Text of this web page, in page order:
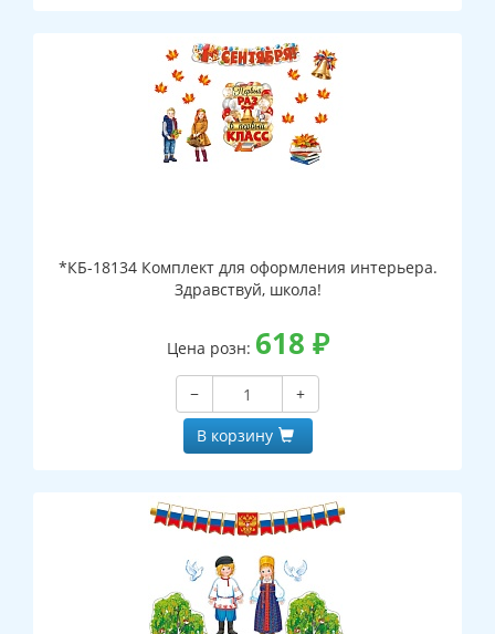
*КБ-18134 Комплект для оформления интерьера.
Здравствуй, школа!
Цена розн: 618 ₽
−
+
В корзину